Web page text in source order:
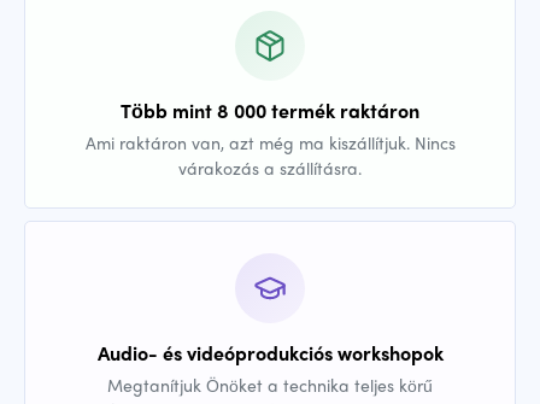
Több mint 8 000 termék raktáron
Ami raktáron van, azt még ma kiszállítjuk. Nincs
várakozás a szállításra.
Audio- és videóprodukciós workshopok
Megtanítjuk Önöket a technika teljes körű